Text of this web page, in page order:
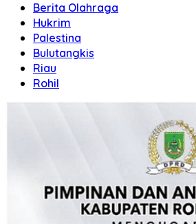
Berita Olahraga
Hukrim
Palestina
Bulutangkis
Riau
Rohil